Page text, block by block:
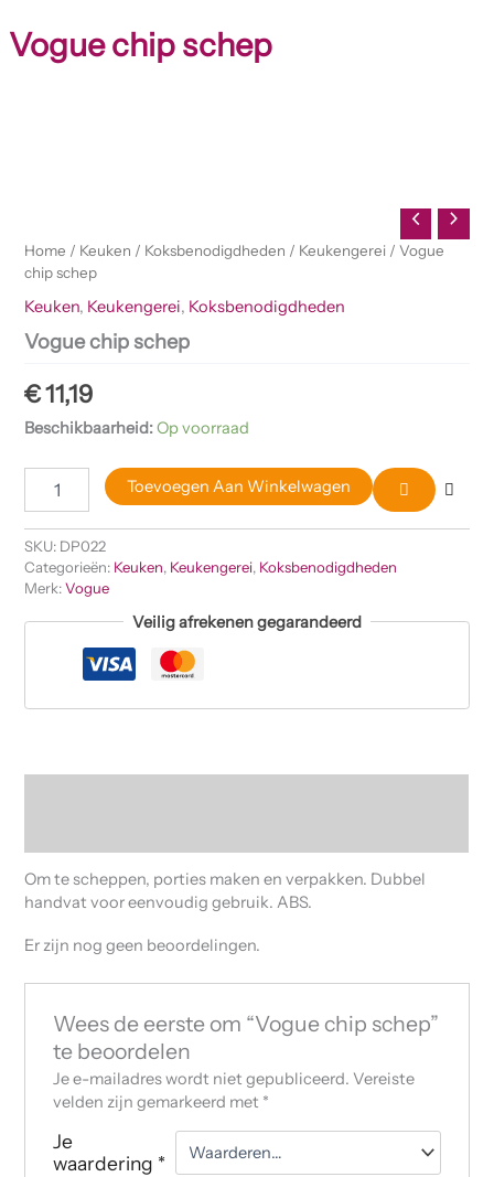
Vogue chip schep
Home / Keuken / Koksbenodigdheden / Keukengerei / Vogue
chip schep
Keuken, Keukengerei, Koksbenodigdheden
Vogue chip schep
€11,19
Beschikbaarheid:Op voorraad
Toevoegen Aan Winkelwagen
SKU: DP022
Categorieën: Keuken, Keukengerei, Koksbenodigdheden
Merk:Vogue
Veilig afrekenen gegarandeerd
Om te scheppen, porties maken en verpakken. Dubbel
handvat voor eenvoudig gebruik. ABS.
Er zijn nog geen beoordelingen.
Wees de eerste om “Vogue chip schep”
te beoordelen
Je e-mailadres wordt niet gepubliceerd. Vereiste
velden zijn gemarkeerd met *
Je
waardering *